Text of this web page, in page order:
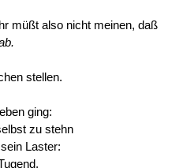
müßt also nicht meinen, daß
stellen.
ging:
zu stehn
Laster: